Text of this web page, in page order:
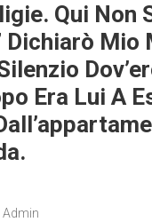
Qui Non
Dichiarò Mio
Era Lui A
Admin